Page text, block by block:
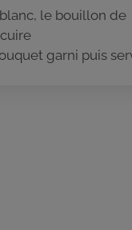
le bouillon de
garni puis